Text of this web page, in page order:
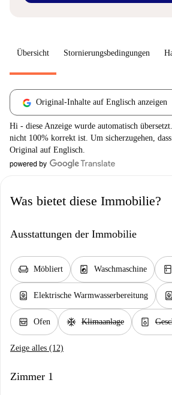
Übersicht Stornierungsbedingungen
Original-Inhalte auf Englisch anzeigen
Hi - diese Anzeige wurde automatisch
nicht 100% korrekt ist. Um sicherzugehen,
Original auf Englisch.
Was bietet diese Immobilie?
Ausstattungen der Immobilie
chair Möbliert local_laundry_service Waschmaschine kitchen
water_heater Elektrische Warmwasserbereitung water_heater
oven_gen Ofen ac_unit Klimaanlage dishwasher_gen
Zeige alles (12)
Zimmer 1